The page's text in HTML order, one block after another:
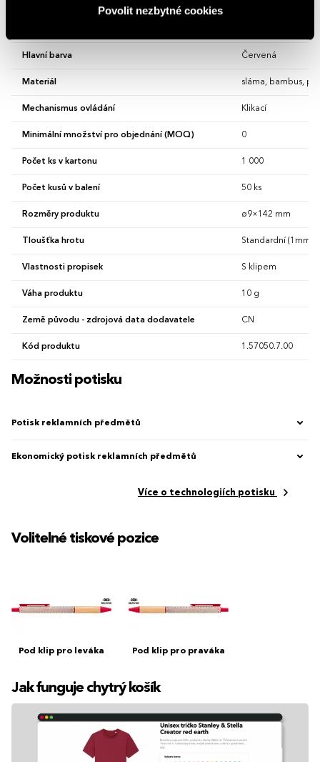
Povolit nezbytné cookies
Hlavní barva Červená
Materiál sláma, bambus, pvc
Mechanismus ovládání Klikací
Minimální množství pro objednání (MOQ) 0
Počet ks v kartonu 1 000
Počet kusů v balení 50 ks
Rozměry produktu ø9×142 mm
Tloušťka hrotu Standardní (1mm)
Vlastnosti propisek S klipem
Váha produktu 10 g
Země původu - zdrojová data dodavatele CN
Kód produktu 1.57050.7.00
Možnosti potisku
Potisk reklamních předmětů
Ekonomický potisk reklamních předmětů
Více o technologiích potisku
Volitelné tiskové pozice
Pod klip pro leváka Pod klip pro praváka
Jak funguje chytrý košík